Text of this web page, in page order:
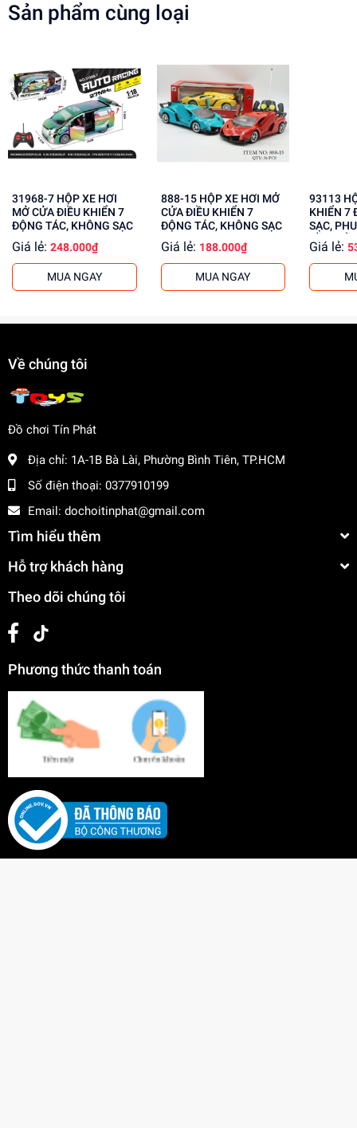
Lắp ráp theo đúng trình tự
Lợi Ích Phát Triển
Phát triển tư duy và sáng tạo
Giúp bé học hỏi và khám phá
Tăng cường khả năng phối hợp và cân bằng
dochoitinphat.com
, chúng tôi cung cấp giá sỉ
tin!
Sản phẩm cùng loại
31968-7 HỘP XE HƠI
MỞ CỬA ĐIỀU KHIỂN 7
ĐỘNG TÁC, KHÔNG SẠC
Giá lẻ: 248.000₫
MUA NGAY
888-15 HỘP XE HƠI MỞ
CỬA ĐIỀU KHIỂN 7
ĐỘNG TÁC, KHÔNG SẠC
Giá lẻ: 188.000₫
MUA NGAY
93113 HỘP XE ĐUA ĐIỀU
KHIỂN 7
SẠC,
CẦM
Giá lẻ:
Về chúng tôi
Đồ chơi Tín Phát
Địa chỉ: 1A-1B Bà Lài, Phường Bình Tiên, TP.HCM
Số điện thoại: 0377910199
Email: dochoitinphat@gmail.com
Tìm hiểu thêm
Hỗ trợ khách hàng
Theo dõi chúng tôi
Phương thức thanh toán